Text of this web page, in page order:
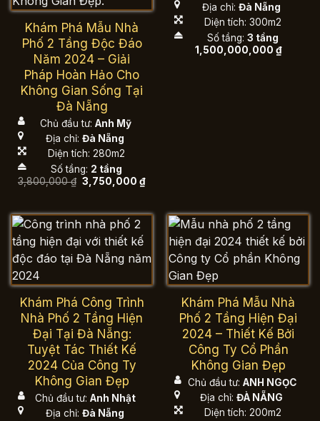
Khám Phá Mẫu Nhà
Phố 2 Tầng Độc Đáo
Năm 2024 – Giải
Pháp Hoàn Hảo Cho
Không Gian Sống Tại
Đà Nẵng
Chủ đầu tư: Anh Mỹ
Địa chỉ: Đà Nẵng
Diện tích: 280m2
Số tầng: 2 tầng
3,800,000₫ Giá
gốc
3,750,000₫Giá
3,750,000 ₫.
Địa chỉ: Đà Nẵng
Diện tích: 300m2
Số tầng: 3 tầng
1,500,000,000 ₫
Khám Phá Công Trình
Nhà Phố 2 Tầng Hiện
Đại Tại Đà Nẵng:
Tuyệt Tác Thiết Kế
2024 Của Công Ty
Không Gian Đẹp
Chủ đầu tư: Anh Nhật
Địa chỉ: Đà Nẵng
Khám Phá Mẫu Nhà
Phố 2 Tầng Hiện Đại
2024 – Thiết Kế Bởi
Công Ty Cổ Phần
Không Gian Đẹp
Chủ đầu tư: ANH NGỌC
Địa chỉ: ĐÀ NẴNG
Diện tích: 200m2